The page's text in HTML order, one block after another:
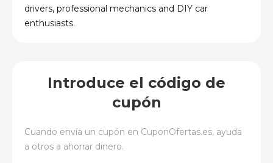
drivers, professional mechanics and DIY car
enthusiasts.
Introduce el código de
cupón
Cuando envía un cupón en CuponOfertas.es, ayuda
a otros a ahorrar dinero.